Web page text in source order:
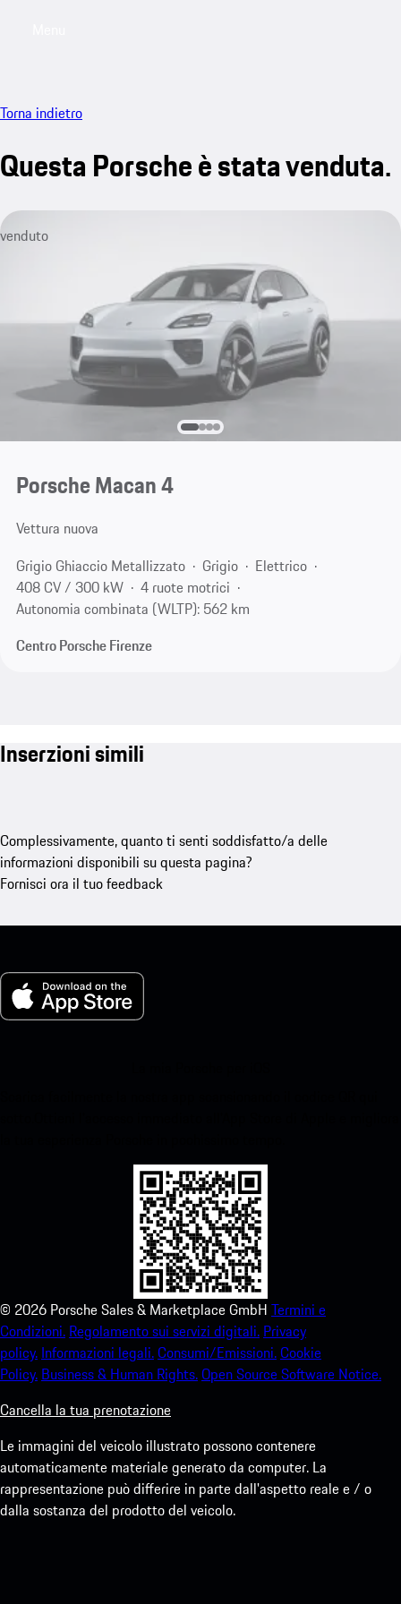
Torna indietro
Questa Porsche è stata venduta.
venduto
Porsche Macan 4
Vettura nuova
Grigio Ghiaccio Metallizzato
Grigio
Elettrico
408 CV / 300 kW
4 ruote motrici
Autonomia combinata (WLTP): 562 km
Centro Porsche Firenze
Inserzioni simili
Complessivamente, quanto ti senti soddisfatto/a delle
informazioni disponibili su questa pagina?
Fornisci ora il tuo feedback
© 2026 Porsche Sales & Marketplace GmbH Termini e
Condizioni. Regolamento sui servizi digitali. Privacy
policy. Informazioni legali.Consumi/Emissioni.Cookie
Policy. Business & Human Rights.Open Source Software Notice.
Cancella la tua prenotazione
Le immagini del veicolo illustrato possono contenere
automaticamente materiale generato da computer. La
rappresentazione può differire in parte dall'aspetto reale e / o
dalla sostanza del prodotto del veicolo.